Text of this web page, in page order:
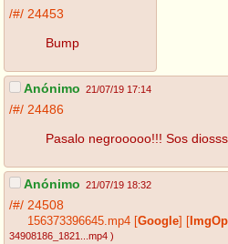
/#/ 24453
Bump
Anónimo 21/07/19 17:14
/#/ 24486
Pasalo negrooooo!!! Sos diosss
Anónimo 21/07/19 18:32
/#/ 24508
156373396645.mp4 Google
34908186_1821...mp4 )